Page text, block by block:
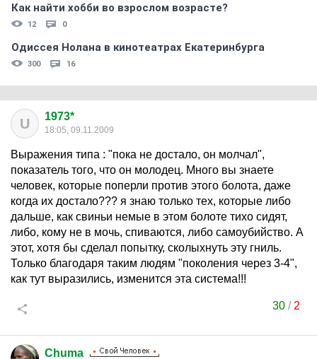
Как найти хобби во взрослом возрасте?
12 0
Одиссея Нолана в кинотеатрах Екатеринбурга
300 16
U 1973*
18:05, 09.11.2009
Выражения типа : "пока не достало, он молчал",
показатель того, что он молодец. Много вы знаете
человек, которые поперли против этого болота, даже
когда их достало??? я знаю только тех, которые либо
дальше, как свиньи немые в этом болоте тихо сидят,
либо, кому не в мочь, спиваются, либо самоубийство. А
этот, хотя бы сделал попытку, сколыхнуть эту гниль.
Только благодаря таким людям "поколения через 3-4",
как тут выразились, изменится эта система!!!
30 / 2
Chuma